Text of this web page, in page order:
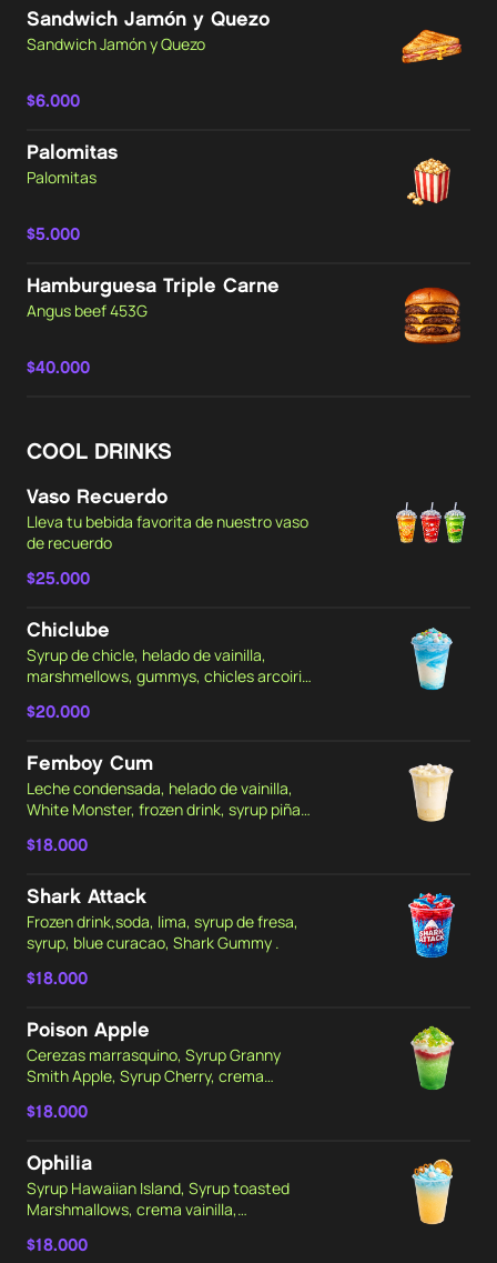
Sandwich Jamón y Quezo
Sandwich Jamón y Quezo
$6.000
Palomitas
Palomitas
$5.000
Hamburguesa Triple Carne
Angus beef 453G
$40.000
COOL DRINKS
Vaso Recuerdo
Lleva tu bebida favorita de nuestro vaso
de recuerdo
$25.000
Chiclube
Syrup de chicle, helado de vainilla,
marshmellows, gummys, chicles arcoiris,
$20.000
Femboy Cum
Leche condensada, helado de vainilla,
White Monster, frozen drink, syrup piña
$18.000
Shark Attack
Frozen drink,soda, lima, syrup de fresa,
syrup, blue curacao, Shark Gummy .
$18.000
Poison Apple
Cerezas marrasquino, Syrup Granny
Smith Apple, Syrup Cherry, crema
gummy, frozendrink, soda, lima.
$18.000
Ophilia
Syrup Hawaiian Island, Syrup toasted
Marshmallows, crema vainilla,
soda, lima.
$18.000